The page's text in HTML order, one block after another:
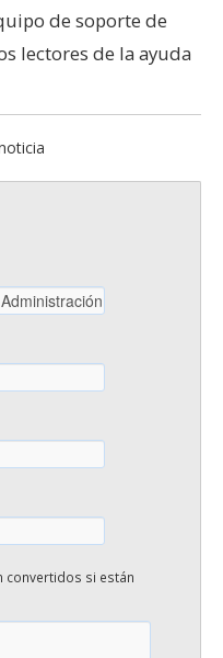
de soporte de
lectores de la ayuda
convertidos si están